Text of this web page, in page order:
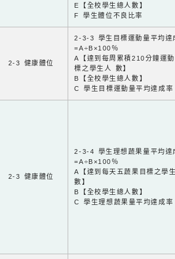
E【全校學生總人數】
F 學生體位不良比率
2-3 健康體位
2-3-3 學生目標運動量平均達
=A÷B×100％
A【達到每周累積210分鐘運
標之學生人 數】
B【全校學生總人數】
C 學生目標運動量平均達成率
2-3 健康體位
2-3-4 學生理想蔬果量平均達
=A÷B×100％
A【達到每天五蔬果目標之學
數】
B【全校學生總人數】
C 學生理想蔬果量平均達成率